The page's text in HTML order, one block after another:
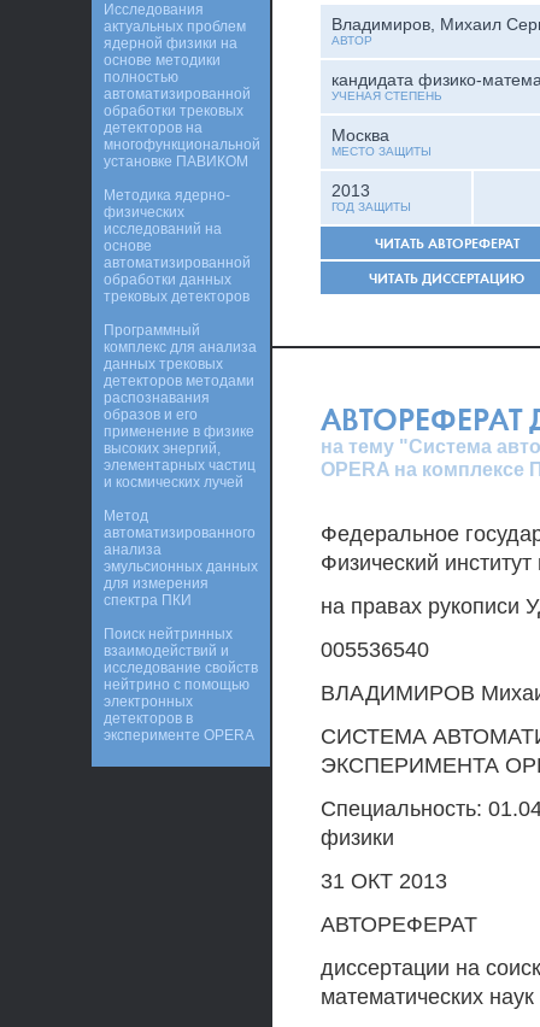
Владимиров, Михаил
АВТОР
кандидата физико-
УЧЕНАЯ СТЕПЕНЬ
Москва
МЕСТО ЗАЩИТЫ
2013
ГОД ЗАЩИТЫ
ЧИТАТЬ АВТОРЕФЕРАТ
ЧИТАТЬ ДИССЕРТАЦИЮ
АВТОРЕФЕРАТ
на тему "Система
OPERA на
Федеральное
Физический
на правах рукописи
005536540
ВЛАДИМИРОВ
СИСТЕМА
ЭКСПЕРИМЕНТА
Специальность:
физики
31 ОКТ 2013
АВТОРЕФЕРАТ
диссертации на
математических наук
Исследования
актуальных проблем
ядерной физики на
основе методики
полностью
автоматизированной
обработки трековых
детекторов на
многофункциональной
установке ПАВИКОМ
Методика ядерно-
физических
исследований на
основе
автоматизированной
обработки данных
трековых детекторов
Программный
комплекс для анализа
данных трековых
детекторов методами
распознавания
образов и его
применение в физике
высоких энергий,
элементарных частиц
и космических лучей
Метод
автоматизированного
анализа
эмульсионных данных
для измерения
спектра ПКИ
Поиск нейтринных
взаимодействий и
исследование свойств
нейтрино с помощью
электронных
детекторов в
эксперименте OPERA